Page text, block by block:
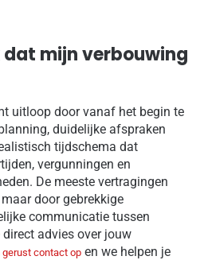
dat mijn verbouwing
uitloop door vanaf het begin te
duidelijke afspraken
tijdschema dat
vergunningen en
De meeste vertragingen
door gebrekkige
communicatie tussen
advies over jouw
gerust contact op en we helpen je